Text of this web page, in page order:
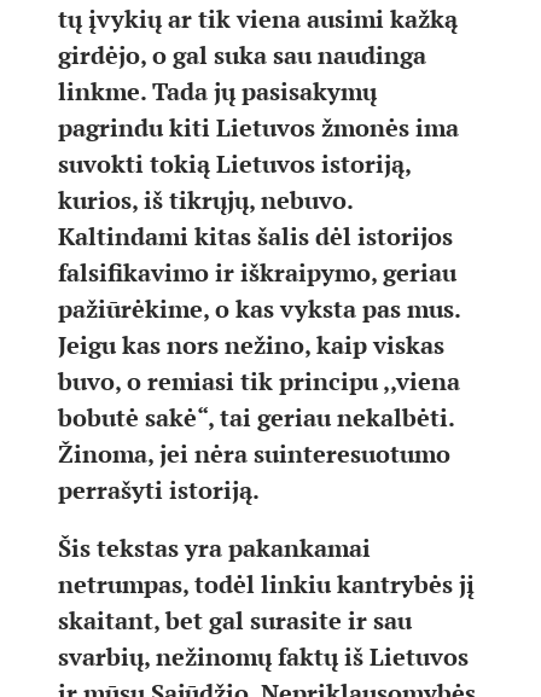
tų įvykių ar tik viena ausimi kažką
girdėjo, o gal suka sau naudinga
linkme. Tada jų pasisakymų
pagrindu kiti Lietuvos žmonės ima
suvokti tokią Lietuvos istoriją,
kurios, iš tikrųjų, nebuvo.
Kaltindami kitas šalis dėl istorijos
falsifikavimo ir iškraipymo, geriau
pažiūrėkime, o kas vyksta pas mus.
Jeigu kas nors nežino, kaip viskas
buvo, o remiasi tik principu ,,viena
bobutė sakė“, tai geriau nekalbėti.
Žinoma, jei nėra suinteresuotumo
perrašyti istoriją.
Šis tekstas yra pakankamai
netrumpas, todėl linkiu kantrybės jį
skaitant, bet gal surasite ir sau
svarbių, nežinomų faktų iš Lietuvos